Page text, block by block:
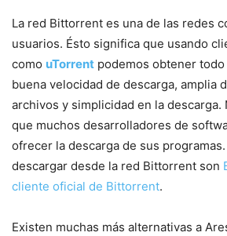
La red Bittorrent es una de las redes
usuarios. Ésto significa que usando
como uTorrent podemos obtener
buena velocidad de descarga, amplia
archivos y simplicidad en la descarga.
que muchos desarrolladores de
ofrecer la descarga de sus
descargar desde la red Bittorrent son
cliente oficial de Bittorrent.
Existen muchas más alternativas a